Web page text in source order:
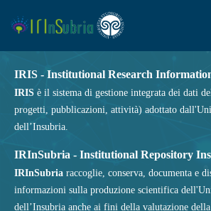
IRIS - Institutional Research
IRIS è il sistema di gestione integrata dei dati
progetti, pubblicazioni, attività) adottato
dell’Insubria.
IRInSubria - Institutional Repository
IRInSubria raccoglie, conserva, documenta e
informazioni sulla produzione scientifica
dell’Insubria anche ai fini della valutazione